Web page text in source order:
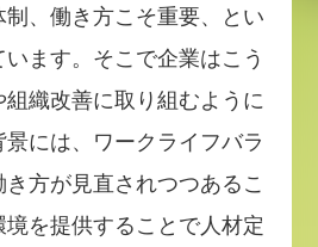
、働き方こそ重要、とい
ます。そこで企業はこう
組織改善に取り組むように
には、ワークライフバラ
方が見直されつつあるこ
境を提供することで人材定